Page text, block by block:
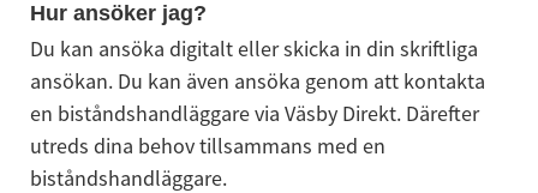
Hur ansöker jag?
Du kan ansöka digitalt eller skicka in din skriftliga
ansökan. Du kan även ansöka genom att kontakta
en biståndshandläggare via Väsby Direkt. Därefter
utreds dina behov tillsammans med en
biståndshandläggare.